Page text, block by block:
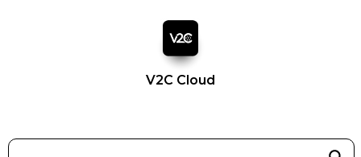
V2C Cloud